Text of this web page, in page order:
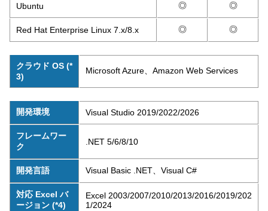
Ubuntu ◎ ◎
Red Hat Enterprise Linux 7.x/8.x ◎ ◎
クラウド OS (*
3)
Microsoft Azure、Amazon Web Services
開発環境 Visual Studio 2019/2022/2026
フレームワー
ク
.NET 5/6/8/10
開発言語 Visual Basic .NET、Visual C#
対応 Excel バ
ージョン (*4)
Excel 2003/2007/2010/2013/2016/2019/202
1/2024